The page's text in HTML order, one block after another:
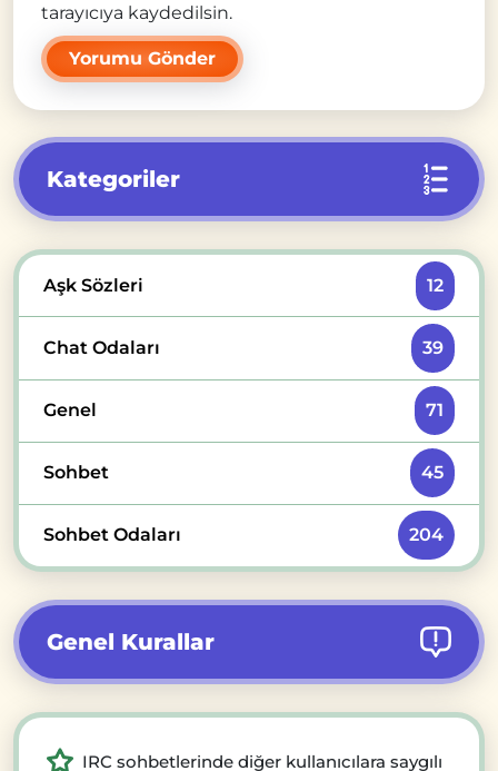
tarayıcıya kaydedilsin.
Kategoriler
Aşk Sözleri 12
Chat Odaları 39
Genel 71
Sohbet 45
Sohbet Odaları 204
Genel Kurallar
IRC sohbetlerinde diğer kullanıcılara saygılı